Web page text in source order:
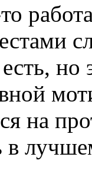
на